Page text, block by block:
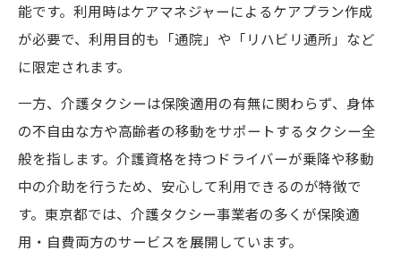
能です。利用時はケアマネジャーによるケアプラン作成
が必要で、利用目的も「通院」や「リハビリ通所」など
に限定されます。
一方、介護タクシーは保険適用の有無に関わらず、身体
の不自由な方や高齢者の移動をサポートするタクシー全
般を指します。介護資格を持つドライバーが乗降や移動
中の介助を行うため、安心して利用できるのが特徴で
す。東京都では、介護タクシー事業者の多くが保険適
用・自費両方のサービスを展開しています。